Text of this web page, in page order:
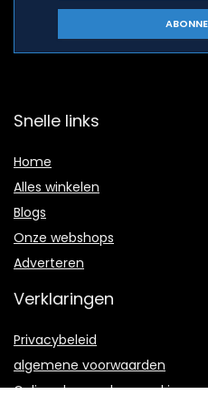
Snelle links
Home
Alles winkelen
Blogs
Onze webshops
Adverteren
Verklaringen
Privacybeleid
algemene voorwaarden